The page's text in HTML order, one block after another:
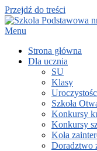
Przejdź do treści
Menu
Strona główna
Dla ucznia
SU
Klasy
Szkoła
Konkursy
Konkursy
Koła
Doradztwo